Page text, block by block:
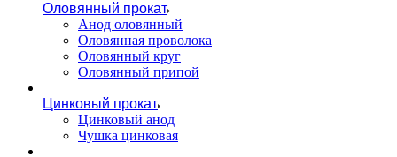
Оловянный прокат
Анод оловянный
Оловянная проволока
Оловянный круг
Оловянный припой
Цинковый прокат
Цинковый анод
Чушка цинковая